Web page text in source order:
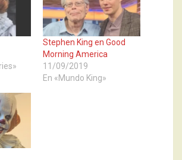
Stephen King en Good
Morning America
11/09/2019
En «Mundo King»